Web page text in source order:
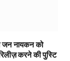
जन नायकन को
करने की पुस्टि